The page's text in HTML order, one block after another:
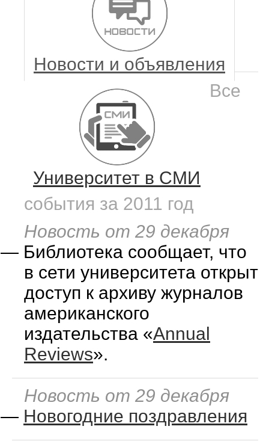
Новости и объявления
Университет в СМИ
Все
события за 2011 год
Новость от 29 декабря
— Библиотека сообщает, что
в сети университета открыт
доступ к архиву журналов
американского
издательства «Annual
Reviews».
Новость от 29 декабря
— Новогодние поздравления